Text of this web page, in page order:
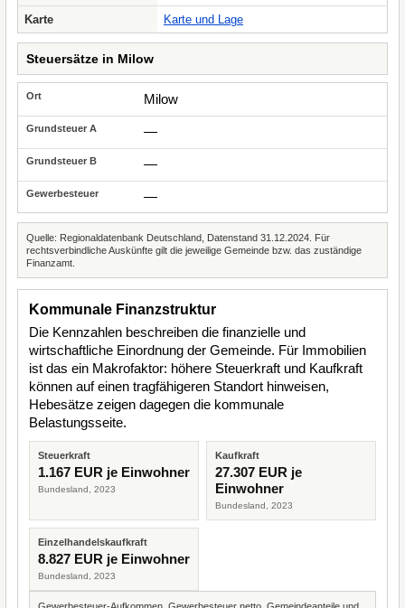
Karte
Karte und Lage
Steuersätze in Milow
Milow
—
—
—
Quelle: Regionaldatenbank Deutschland, Datenstand 31.12.2024. Für
rechtsverbindliche Auskünfte gilt die jeweilige Gemeinde bzw. das zuständige
Finanzamt.
Kommunale Finanzstruktur
Die Kennzahlen beschreiben die finanzielle und
wirtschaftliche Einordnung der Gemeinde. Für Immobilien
ist das ein Makrofaktor: höhere Steuerkraft und Kaufkraft
können auf einen tragfähigeren Standort hinweisen,
Hebesätze zeigen dagegen die kommunale
Belastungsseite.
Steuerkraft
1.167 EUR je Einwohner
Bundesland, 2023
Kaufkraft
27.307 EUR je
Einwohner
Bundesland, 2023
Einzelhandelskaufkraft
8.827 EUR je Einwohner
Bundesland, 2023